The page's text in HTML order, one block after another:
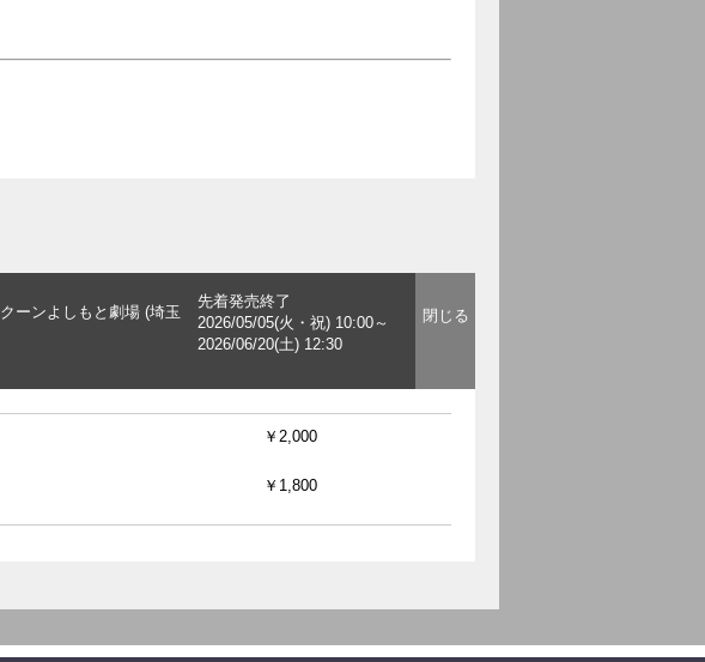
ーンよしもと劇場 (埼玉
先着発売終了
2026/05/05(火・祝) 10:00～
2026/06/20(土) 12:30
￥2,000
￥1,800